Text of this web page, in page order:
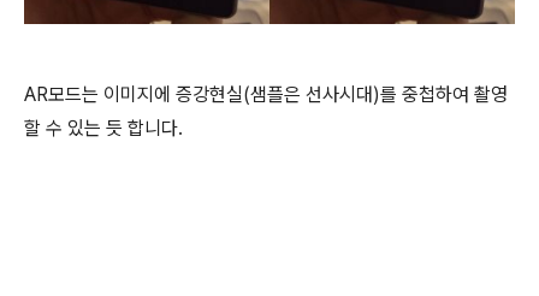
AR모드는 이미지에 증강현실(샘플은 선사시대)를 중첩하여 촬영
할 수 있는 듯 합니다.